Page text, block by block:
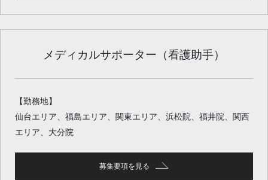
メディカルサポーター（看護助手）
【勤務地】
仙台エリア、福島エリア、関東エリア、浜松院、福井院、関西
エリア、大分院
募集要項を見る